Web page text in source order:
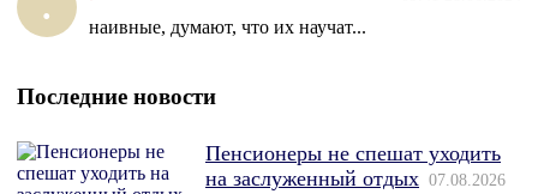
наивные, думают, что их научат...
Последние новости
Пенсионеры не спешат уходить
на заслуженный отдых 07.08.2026